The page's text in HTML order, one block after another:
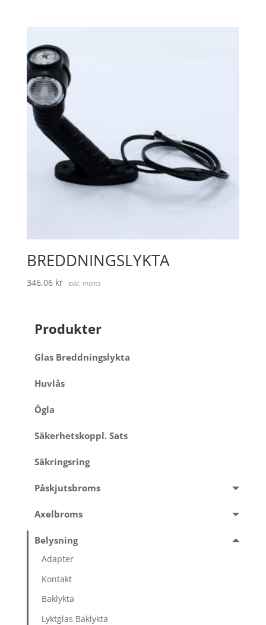
BREDDNINGSLYKTA
346,06 kr exkl. moms
Produkter
Glas Breddningslykta
Huvlås
Ögla
Säkerhetskoppl. Sats
Säkringsring
Påskjutsbroms
Axelbroms
Belysning
Adapter
Kontakt
Baklykta
Lyktglas Baklykta